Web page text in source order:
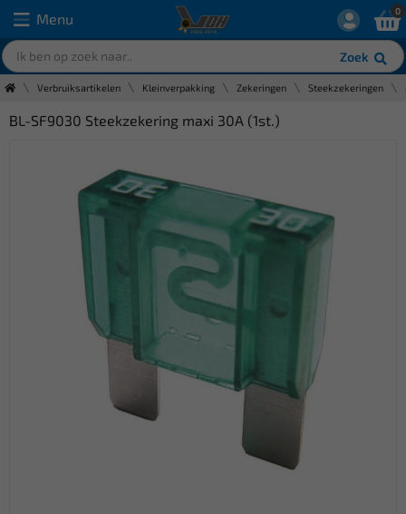
Menu
Zoek
0
Verbruiksartikelen Kleinverpakking Zekeringen Steekzekeringen
BL-SF9030 Steekzekering maxi 30A (1st.)